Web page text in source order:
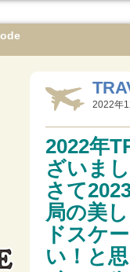
2022年
2022年
ざいま
さて
局の美
ドスケ
い！と